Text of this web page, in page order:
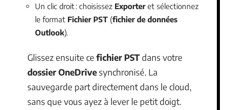
Un clic droit : choisissez Exporter et sélectionnez
le format Fichier PST (fichier de données
Outlook).
Glissez ensuite ce fichier PSTdans votre
dossier OneDrivesynchronisé. La
sauvegarde part directement dans le cloud,
sans que vous ayez à lever le petit doigt.